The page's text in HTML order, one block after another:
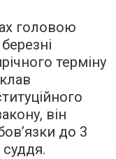
головою
терміну
він
до 3